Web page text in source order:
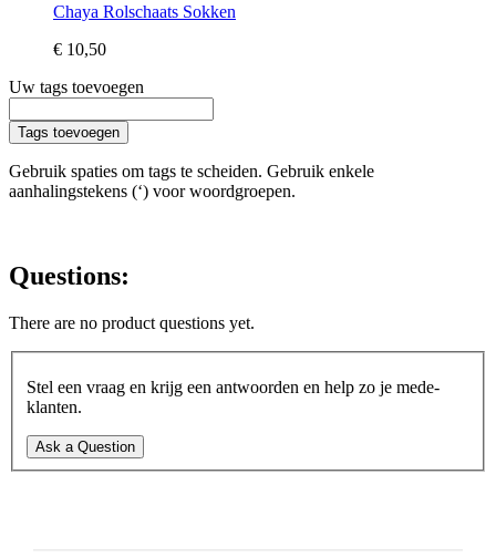
Chaya Rolschaats Sokken
€ 10,50
Uw tags toevoegen
Tags toevoegen
Gebruik spaties om tags te scheiden. Gebruik enkele
aanhalingstekens (‘) voor woordgroepen.
Questions:
There are no product questions yet.
Stel een vraag en krijg een antwoorden en help zo je mede-
klanten.
Ask a Question